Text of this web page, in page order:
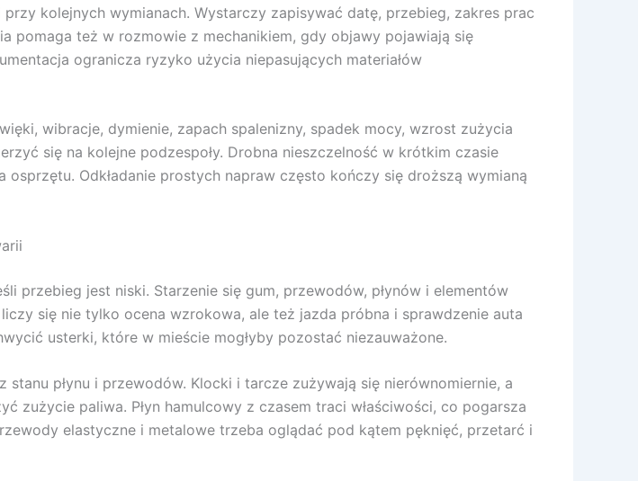
kolejnych wymianach. Wystarczy zapisywać datę, przebieg, zakres prac
pomaga też w rozmowie z mechanikiem, gdy objawy pojawiają się
ogranicza ryzyko użycia niepasujących materiałów
wibracje, dymienie, zapach spalenizny, spadek mocy, wzrost zużycia
się na kolejne podzespoły. Drobna nieszczelność w krótkim czasie
Odkładanie prostych napraw często kończy się droższą wymianą
przebieg jest niski. Starzenie się gum, przewodów, płynów i elementów
się nie tylko ocena wzrokowa, ale też jazda próbna i sprawdzenie auta
usterki, które w mieście mogłyby pozostać niezauważone.
płynu i przewodów. Klocki i tarcze zużywają się nierównomiernie, a
zużycie paliwa. Płyn hamulcowy z czasem traci właściwości, co pogarsza
elastyczne i metalowe trzeba oglądać pod kątem pęknięć, przetarć i